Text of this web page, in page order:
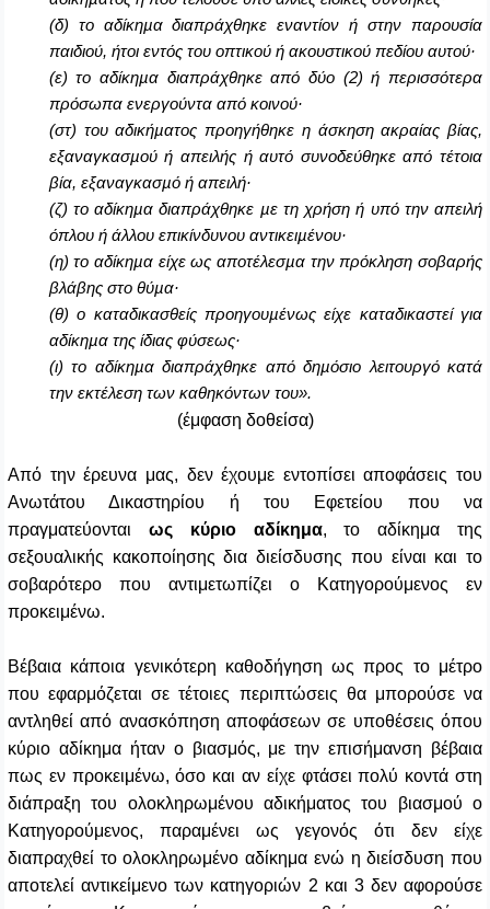
(δ) το αδίκηµα διαπράχθηκε εναντίον ή στην παρουσία
παιδιού, ήτοι εντός του οπτικού ή ακουστικού πεδίου αυτού·
(ε) το αδίκηµα διαπράχθηκε από δύο (2) ή περισσότερα
πρόσωπα ενεργούντα από κοινού·
(στ) του αδικήµατος προηγήθηκε η άσκηση ακραίας βίας,
εξαναγκασµού ή απειλής ή αυτό συνοδεύθηκε από τέτοια
βία, εξαναγκασµό ή απειλή·
(ζ) το αδίκηµα διαπράχθηκε µε τη χρήση ή υπό την απειλή
όπλου ή άλλου επικίνδυνου αντικειµένου·
(η) το αδίκηµα είχε ως αποτέλεσµα την πρόκληση σοβαρής
βλάβης στο θύµα·
(θ) ο καταδικασθείς προηγουµένως είχε καταδικαστεί για
αδίκηµα της ίδιας φύσεως·
(ι) το αδίκηµα διαπράχθηκε από δηµόσιο λειτουργό κατά
την εκτέλεση των καθηκόντων του».
(έμφαση δοθείσα)
Από την έρευνα μας, δεν έχουμε εντοπίσει αποφάσεις του
Ανωτάτου Δικαστηρίου ή του Εφετείου που να
πραγματεύονται ως κύριο αδίκημα, το αδίκημα της
σεξουαλικής κακοποίησης δια διείσδυσης που είναι και το
σοβαρότερο που αντιμετωπίζει ο Κατηγορούμενος εν
προκειμένω.
Βέβαια κάποια γενικότερη καθοδήγηση ως προς το μέτρο
που εφαρμόζεται σε τέτοιες περιπτώσεις θα μπορούσε να
αντληθεί από ανασκόπηση αποφάσεων σε υποθέσεις όπου
κύριο αδίκημα ήταν ο βιασμός, με την επισήμανση βέβαια
πως εν προκειμένω, όσο και αν είχε φτάσει πολύ κοντά στη
διάπραξη του ολοκληρωμένου αδικήματος του βιασμού ο
Κατηγορούμενος, παραμένει ως γεγονός ότι δεν είχε
διαπραχθεί το ολοκληρωμένο αδίκημα ενώ η διείσδυση που
αποτελεί αντικείμενο των κατηγοριών 2 και 3 δεν αφορούσε